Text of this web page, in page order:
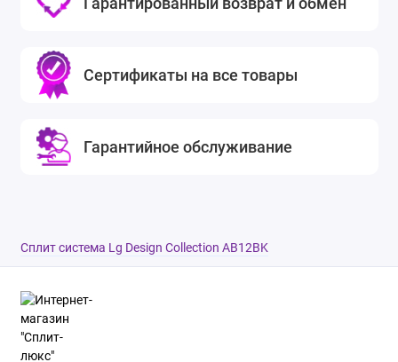
Сертификаты на все товары
Гарантийное обслуживание
Сплит система Lg Design Collection AB12BK